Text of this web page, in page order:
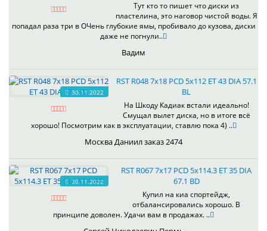
Тут кто то пишет что диски из
пластелина, это наговор чистой воды. Я
попадал раза три в ОЧень глубокие ямы, пробивало до кузова, диски
даже не погнули..
Вадим
30.11.2022
RST R048 7x18 PCD 5x112 ET 43 DIA 57.1
BL
На Шкоду Кадиак встали идеально!
Смущал вылет диска, но в итоге всё
хорошо! Посмотрим как в эксплуатации, ставлю пока 4) ..
Москва Даниил заказ 2474
30.11.2022
RST R067 7x17 PCD 5x114.3 ET 35 DIA
67.1 BD
Купил на киа спортейдж,
отбалансировались хорошо. В
принципе доволен. Удачи вам в продажах. ..